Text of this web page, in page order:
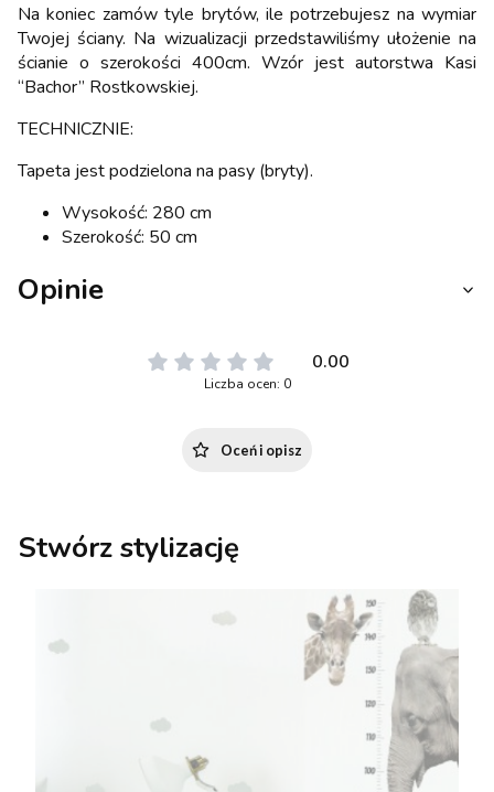
Na koniec zamów tyle brytów, ile potrzebujesz na wymiar
Twojej ściany. Na wizualizacji przedstawiliśmy ułożenie na
ścianie o szerokości 400cm. Wzór jest autorstwa Kasi
“Bachor” Rostkowskiej.
TECHNICZNIE:
Tapeta jest podzielona na pasy (bryty).
Wysokość: 280 cm
Szerokość: 50 cm
Opinie
0.00
Liczba ocen: 0
Oceń i opisz
Stwórz stylizację